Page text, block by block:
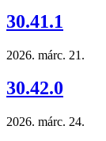
30.41.1
2026. márc. 21.
30.42.0
2026. márc. 24.